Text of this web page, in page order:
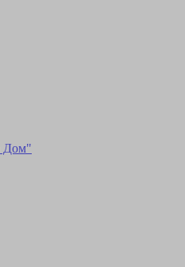
Дом"